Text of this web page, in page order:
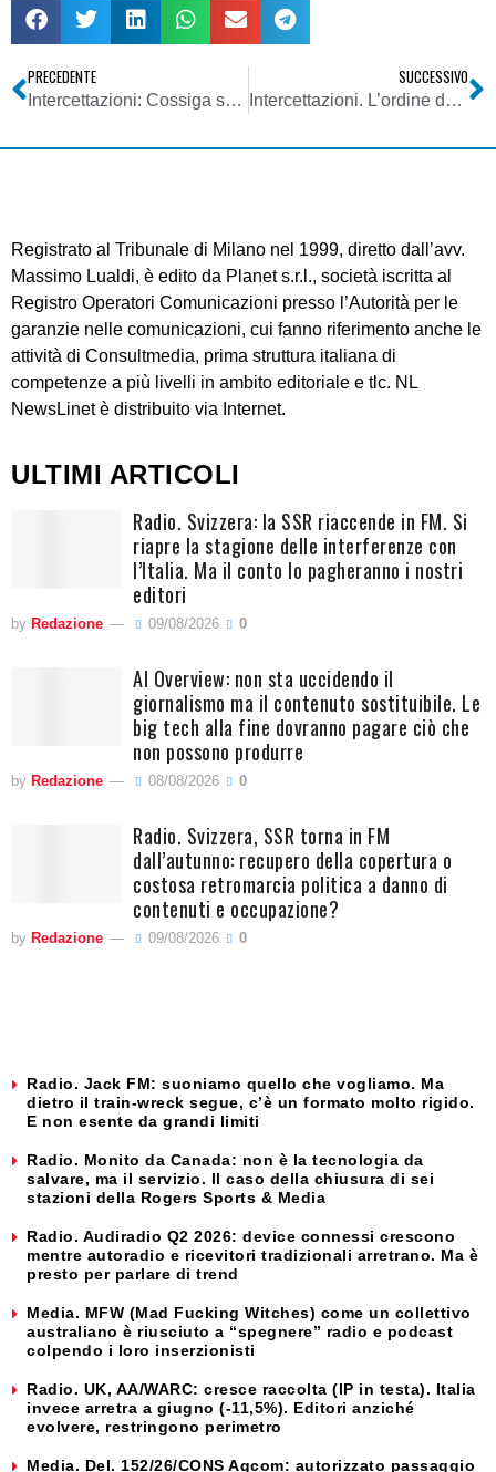
PRECEDENTE
Intercettazioni: Cossiga scrive a Napolitano. No alla posizione della ANM “Potente lobby politico-sindacale di carattere quasi eversivo”
SUCCESSIVO
Intercettazioni. L’ordine dei giornalisti esprime “grande preoccupazione”
Registrato al Tribunale di Milano nel 1999, diretto dall’avv.
Massimo Lualdi, è edito da Planet s.r.l., società iscritta al
Registro Operatori Comunicazioni presso l’Autorità per le
garanzie nelle comunicazioni, cui fanno riferimento anche le
attività di Consultmedia, prima struttura italiana di
competenze a più livelli in ambito editoriale e tlc. NL
NewsLinet è distribuito via Internet.
ULTIMI ARTICOLI
Radio. Svizzera: la SSR riaccende in FM. Si
riapre la stagione delle interferenze con
l’Italia. Ma il conto lo pagheranno i nostri
editori
by Redazione 09/08/2026 0
AI Overview: non sta uccidendo il
giornalismo ma il contenuto sostituibile. Le
big tech alla fine dovranno pagare ciò che
non possono produrre
by Redazione 08/08/2026 0
Radio. Svizzera, SSR torna in FM
dall’autunno: recupero della copertura o
costosa retromarcia politica a danno di
contenuti e occupazione?
by Redazione 09/08/2026 0
Radio. Jack FM: suoniamo quello che vogliamo. Ma
dietro il train-wreck segue, c’è un formato molto rigido.
E non esente da grandi limiti
Radio. Monito da Canada: non è la tecnologia da
salvare, ma il servizio. Il caso della chiusura di sei
stazioni della Rogers Sports & Media
Radio. Audiradio Q2 2026: device connessi crescono
mentre autoradio e ricevitori tradizionali arretrano. Ma è
presto per parlare di trend
Media. MFW (Mad Fucking Witches) come un collettivo
australiano è riusciuto a “spegnere” radio e podcast
colpendo i loro inserzionisti
Radio. UK, AA/WARC: cresce raccolta (IP in testa). Italia
invece arretra a giugno (-11,5%). Editori anziché
evolvere, restringono perimetro
Media. Del. 152/26/CONS Agcom: autorizzato passaggio